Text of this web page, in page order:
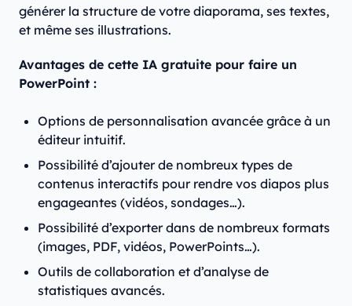
générer la structure de votre diaporama, ses textes,
et même ses illustrations.
Avantages de cette IA gratuite pour faire un
PowerPoint :
Options de personnalisation avancée grâce à un
éditeur intuitif.
Possibilité d’ajouter de nombreux types de
contenus interactifs pour rendre vos diapos plus
engageantes (vidéos, sondages…).
Possibilité d’exporter dans de nombreux formats
(images, PDF, vidéos, PowerPoints…).
Outils de collaboration et d’analyse de
statistiques avancés.